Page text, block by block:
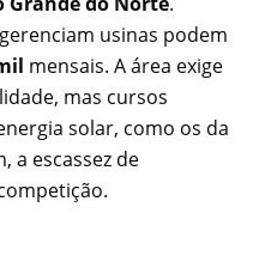
usinas podem
mensais. A área exige
mas cursos
solar, como os da
a escassez de